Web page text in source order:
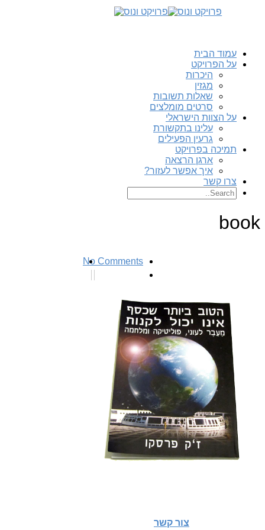
עמוד הבית
על הפרויקט
היכרות
מגזין
שאלות תשובות
סרטים מומלצים
על הצוות הישראלי
עלינו בתקשורת
גרעין הפעילים
תמיכה בפרויקט
ארגן הרצאה
איך אפשר לעזור?
צרו קשר
book
No Comments
צור קשר